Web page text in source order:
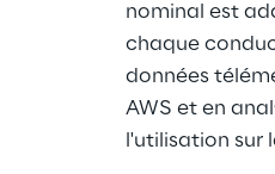
nominal est
chaque
données
AWS et en
l'utilisation sur